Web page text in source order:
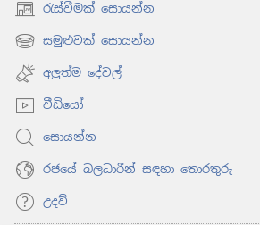
රැස්වීමක් සොයන්න
(opens
new
window)
සමුළුවක් සොයන්න
(opens
new
window)
අලුත්ම දේවල්
වීඩියෝ
සොයන්න
රජයේ බලධාරීන් සඳහා තොරතුරු
උදව්